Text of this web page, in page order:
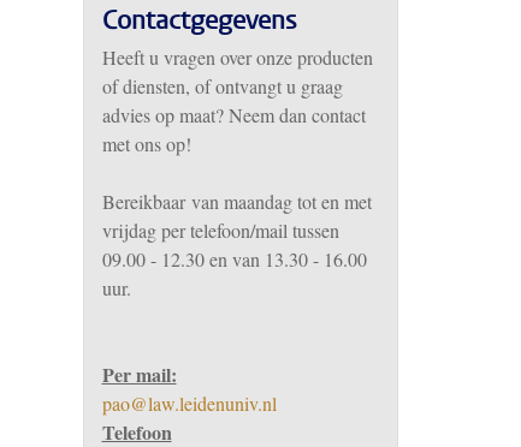
Contactgegevens
Heeft u vragen over onze producten
of diensten, of ontvangt u graag
advies op maat? Neem dan contact
met ons op!
Bereikbaarvan maandag tot en met
vrijdag per telefoon/mail tussen
09.00 - 12.30 en van 13.30 - 16.00
uur.
Per mail:
pao@law.leidenuniv.nl
Telefoon